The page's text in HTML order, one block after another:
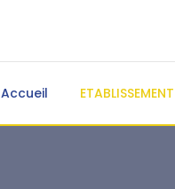
Accueil ETABLISSEMENT